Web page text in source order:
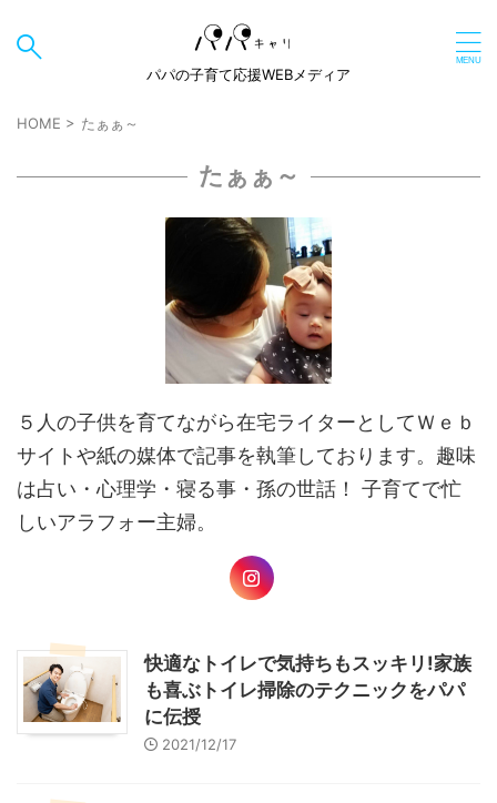
パパの子育て応援WEBメディア
HOME > たぁぁ～
たぁぁ～
５人の子供を育てながら在宅ライターとしてＷｅｂ
サイトや紙の媒体で記事を執筆しております。趣味
は占い・心理学・寝る事・孫の世話！ 子育てで忙
しいアラフォー主婦。
快適なトイレで気持ちもスッキリ!家族
も喜ぶトイレ掃除のテクニックをパパ
に伝授
2021/12/17